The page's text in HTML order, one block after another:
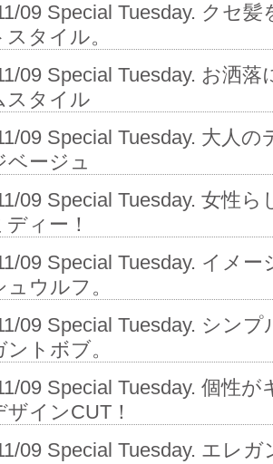
09 Special Tuesday. クセ
スタイル。
09 Special Tuesday. お洒
スタイル
09 Special Tuesday. 大人
ベージュ
09 Special Tuesday. 女性
ィー！
09 Special Tuesday. イメ
ウルフ。
09 Special Tuesday. シン
トボブ。
09 Special Tuesday. 個性
ザインCUT！
09 Special Tuesday. エレ